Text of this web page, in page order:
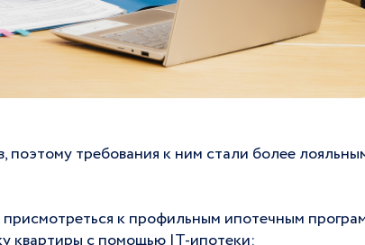
требования к ним стали более
к профильным ипотечным